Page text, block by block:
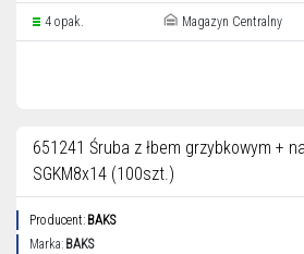
4 opak. Magazyn Centralny
651241 Śruba z łbem grzybkowym +
SGKM8x14 (100szt.)
Producent: BAKS
Marka: BAKS